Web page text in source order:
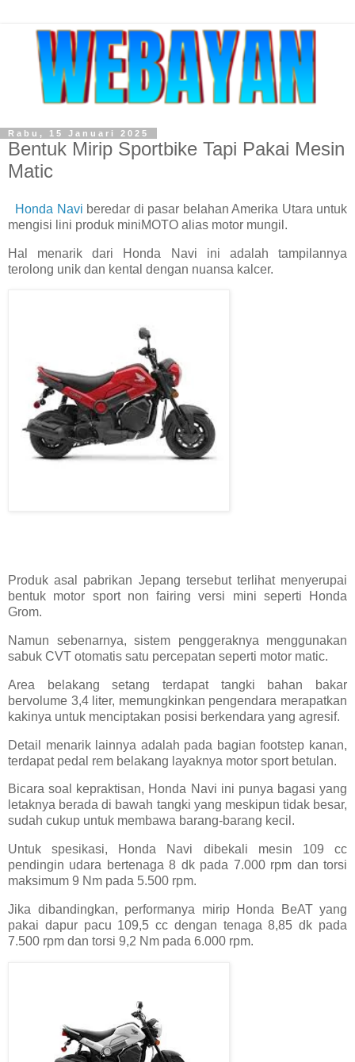
Rabu, 15 Januari 2025
Bentuk Mirip Sportbike Tapi Pakai Mesin
Matic
Honda Navi beredar di pasar belahan Amerika Utara untuk
mengisi lini produk miniMOTO alias motor mungil.
Hal menarik dari Honda Navi ini adalah tampilannya
terolong unik dan kental dengan nuansa kalcer.
Produk asal pabrikan Jepang tersebut terlihat menyerupai
bentuk motor sport non fairing versi mini seperti Honda
Grom.
Namun sebenarnya, sistem penggeraknya menggunakan
sabuk CVT otomatis satu percepatan seperti motor matic.
Area belakang setang terdapat tangki bahan bakar
bervolume 3,4 liter, memungkinkan pengendara merapatkan
kakinya untuk menciptakan posisi berkendara yang agresif.
Detail menarik lainnya adalah pada bagian footstep kanan,
terdapat pedal rem belakang layaknya motor sport betulan.
Bicara soal kepraktisan, Honda Navi ini punya bagasi yang
letaknya berada di bawah tangki yang meskipun tidak besar,
sudah cukup untuk membawa barang-barang kecil.
Untuk spesikasi, Honda Navi dibekali mesin 109 cc
pendingin udara bertenaga 8 dk pada 7.000 rpm dan torsi
maksimum 9 Nm pada 5.500 rpm.
Jika dibandingkan, performanya mirip Honda BeAT yang
pakai dapur pacu 109,5 cc dengan tenaga 8,85 dk pada
7.500 rpm dan torsi 9,2 Nm pada 6.000 rpm.